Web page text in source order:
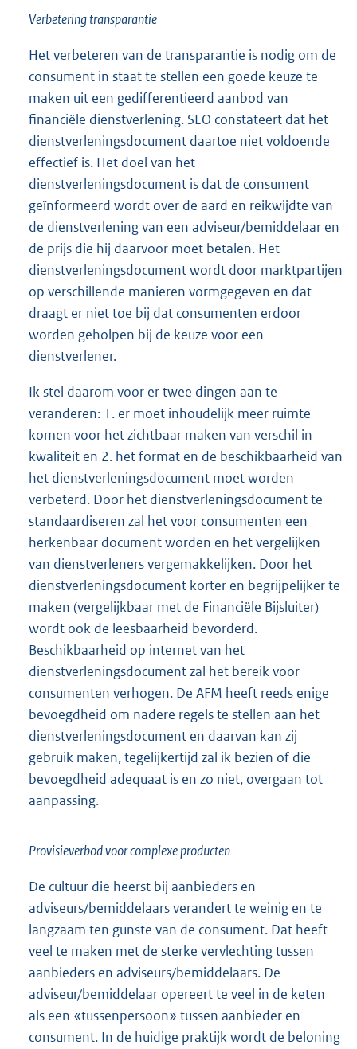
Verbetering transparantie
Het verbeteren van de transparantie is nodig om de
consument in staat te stellen een goede keuze te
maken uit een gedifferentieerd aanbod van
financiële dienstverlening. SEO constateert dat het
dienstverleningsdocument daartoe niet voldoende
effectief is. Het doel van het
dienstverleningsdocument is dat de consument
geïnformeerd wordt over de aard en reikwijdte van
de dienstverlening van een adviseur/bemiddelaar en
de prijs die hij daarvoor moet betalen. Het
dienstverleningsdocument wordt door marktpartijen
op verschillende manieren vormgegeven en dat
draagt er niet toe bij dat consumenten erdoor
worden geholpen bij de keuze voor een
dienstverlener.
Ik stel daarom voor er twee dingen aan te
veranderen: 1. er moet inhoudelijk meer ruimte
komen voor het zichtbaar maken van verschil in
kwaliteit en 2. het format en de beschikbaarheid van
het dienstverleningsdocument moet worden
verbeterd. Door het dienstverleningsdocument te
standaardiseren zal het voor consumenten een
herkenbaar document worden en het vergelijken
van dienstverleners vergemakkelijken. Door het
dienstverleningsdocument korter en begrijpelijker te
maken (vergelijkbaar met de Financiële Bijsluiter)
wordt ook de leesbaarheid bevorderd.
Beschikbaarheid op internet van het
dienstverleningsdocument zal het bereik voor
consumenten verhogen. De AFM heeft reeds enige
bevoegdheid om nadere regels te stellen aan het
dienstverleningsdocument en daarvan kan zij
gebruik maken, tegelijkertijd zal ik bezien of die
bevoegdheid adequaat is en zo niet, overgaan tot
aanpassing.
Provisieverbod voor complexe producten
De cultuur die heerst bij aanbieders en
adviseurs/bemiddelaars verandert te weinig en te
langzaam ten gunste van de consument. Dat heeft
veel te maken met de sterke vervlechting tussen
aanbieders en adviseurs/bemiddelaars. De
adviseur/bemiddelaar opereert te veel in de keten
als een «tussenpersoon» tussen aanbieder en
consument. In de huidige praktijk wordt de beloning